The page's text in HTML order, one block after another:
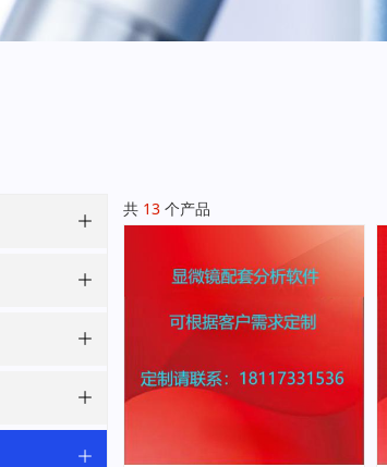
共 13 个产品
ꄶ
ꄶ
ꄶ
ꄶ
ꄶ